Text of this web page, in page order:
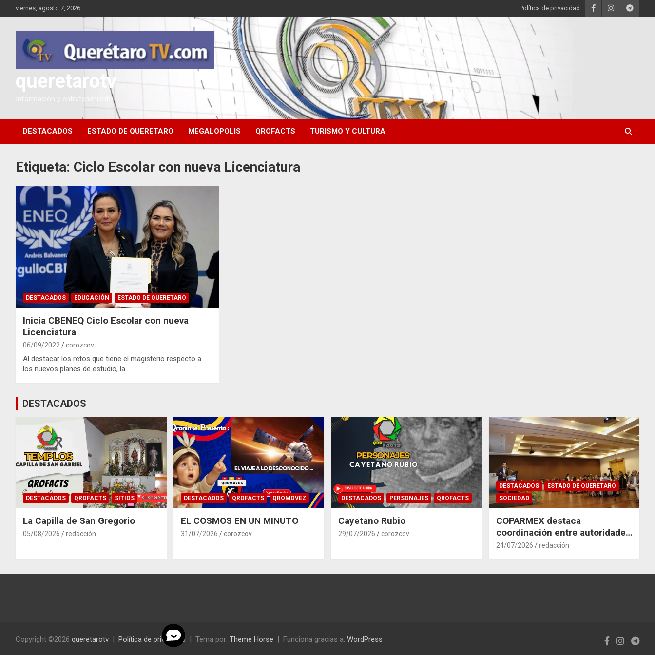
al
viernes, agosto 7, 2026 Política de privacidad
queretarotv
Información y entretenimiento
DESTACADOS ESTADO DE QUERETARO MEGALOPOLIS QROFACTS TURISMO Y CULTURA
Etiqueta: Ciclo Escolar con nueva Licenciatura
DESTACADOS EDUCACIÓN ESTADO DE QUERETARO
Inicia CBENEQ Ciclo Escolar con nueva
Licenciatura
06/09/2022 corozcov
Al destacar los retos que tiene el magisterio respecto a
los nuevos planes de estudio, la…
DESTACADOS
DESTACADOS QROFACTS SITIOS
La Capilla de San Gregorio
05/08/2026 redacción
DESTACADOS QROFACTS QROMOVEZ
EL COSMOS EN UN MINUTO
31/07/2026 corozcov
DESTACADOS PERSONAJES QROFACTS
Cayetano Rubio
29/07/2026 corozcov
DESTACADOS
ESTADO DE QUERETARO
SOCIEDAD
COPARMEX destaca
coordinación entre autoridades
y empresas para mitigar el
24/07/2026 redacción
Copyright ©2026 queretarotv Política de privacidad Tema por: Theme Horse Funciona gracias a: WordPress